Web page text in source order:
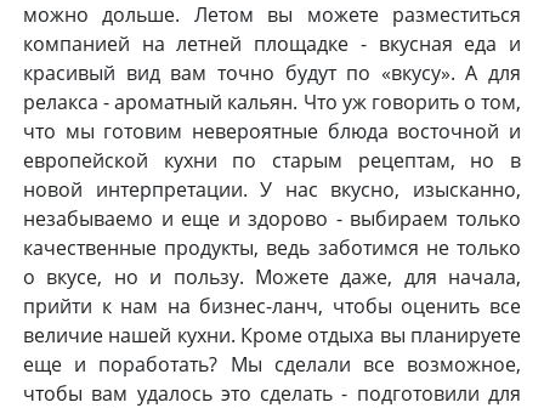
можно дольше. Летом вы можете разместиться
компанией на летней площадке - вкусная еда и
красивый вид вам точно будут по «вкусу». А для
релакса - ароматный кальян. Что уж говорить о том,
что мы готовим невероятные блюда восточной и
европейской кухни по старым рецептам, но в
новой интерпретации. У нас вкусно, изысканно,
незабываемо и еще и здорово - выбираем только
качественные продукты, ведь заботимся не только
о вкусе, но и пользу. Можете даже, для начала,
прийти к нам на бизнес-ланч, чтобы оценить все
величие нашей кухни. Кроме отдыха вы планируете
еще и поработать? Мы сделали все возможное,
чтобы вам удалось это сделать - подготовили для